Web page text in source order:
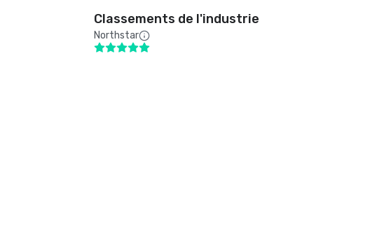
Classements de l'industrie
Northstar